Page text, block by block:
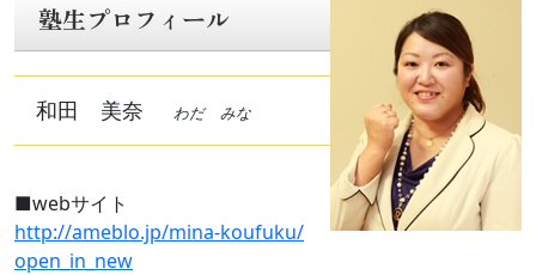
塾生プロフィール
和田 美奈 わだ みな
■webサイト
http://ameblo.jp/mina-koufuku/
open_in_new